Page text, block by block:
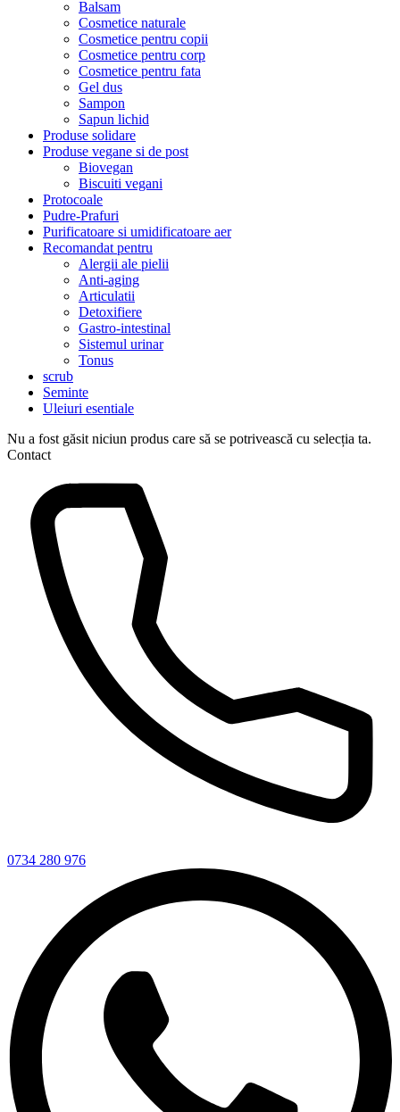
Balsam
Cosmetice naturale
Cosmetice pentru copii
Cosmetice pentru corp
Cosmetice pentru fata
Gel dus
Sampon
Sapun lichid
Produse solidare
Produse vegane si de post
Biovegan
Biscuiti vegani
Protocoale
Pudre-Prafuri
Purificatoare si umidificatoare aer
Recomandat pentru
Alergii ale pielii
Anti-aging
Articulatii
Detoxifiere
Gastro-intestinal
Sistemul urinar
Tonus
scrub
Seminte
Uleiuri esentiale
Nu a fost găsit niciun produs care să se potrivească cu selecția ta.
Contact
0734 280 976